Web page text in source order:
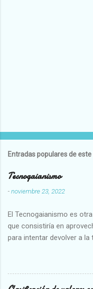
Entradas populares de este
Tecnogaianismo
-noviembre 23, 2022
El Tecnogaianismo es
que consistiría en
para intentar devolver a